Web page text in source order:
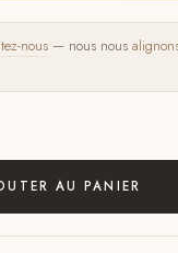
nous — nous nous
AU PANIER